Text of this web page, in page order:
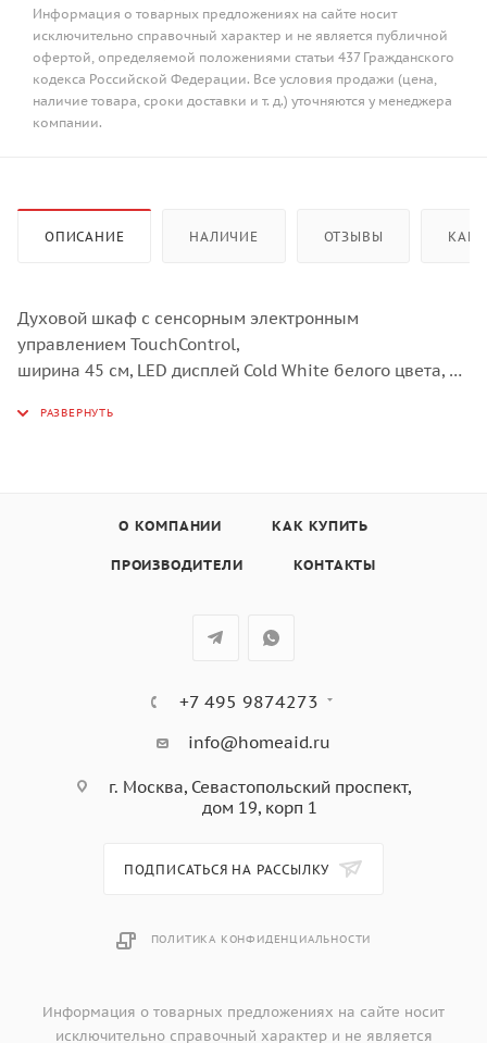
Информация о товарных предложениях на сайте носит
исключительно справочный характер и не является публичной
офертой, определяемой положениями статьи 437 Гражданского
кодекса Российской Федерации. Все условия продажи (цена,
наличие товара, сроки доставки и т. д.) уточняются у менеджера
компании.
ОПИСАНИЕ НАЛИЧИЕ ОТЗЫВЫ КАК
Духовой шкаф с сенсорным электронным
управлением TouchControl,
ширина 45 см, LED дисплей Cold White белого цвета,
объем духовки 45 л,
каталитическая очистка, автоматическое отключение,
О КОМПАНИИ КАК КУПИТЬ
ПРОИЗВОДИТЕЛИ КОНТАКТЫ
+7 495 9874273
info@homeaid.ru
г. Москва, Севастопольский проспект,
дом 19, корп 1
ПОДПИСАТЬСЯ НА РАССЫЛКУ
ПОЛИТИКА КОНФИДЕНЦИАЛЬНОСТИ
Информация о товарных предложениях на сайте носит
исключительно справочный характер и не является